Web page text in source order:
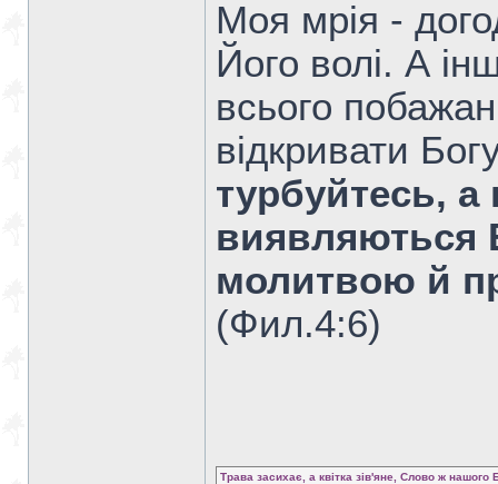
Моя мрія -
Його волі. А
всього
відкривати
турбуйтесь,
виявляються
молитвою й
(Фил.4:6)
Трава засихає, а квітка зів'яне, Слово ж нашого